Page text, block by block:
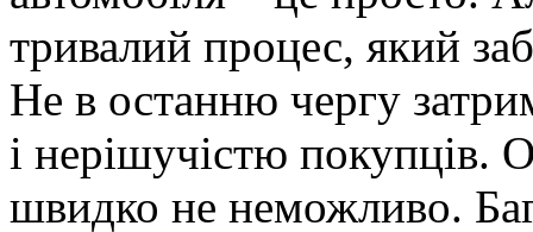
тривалий процес, який
Не в останню чергу
і нерішучістю покупців.
швидко не неможливо.